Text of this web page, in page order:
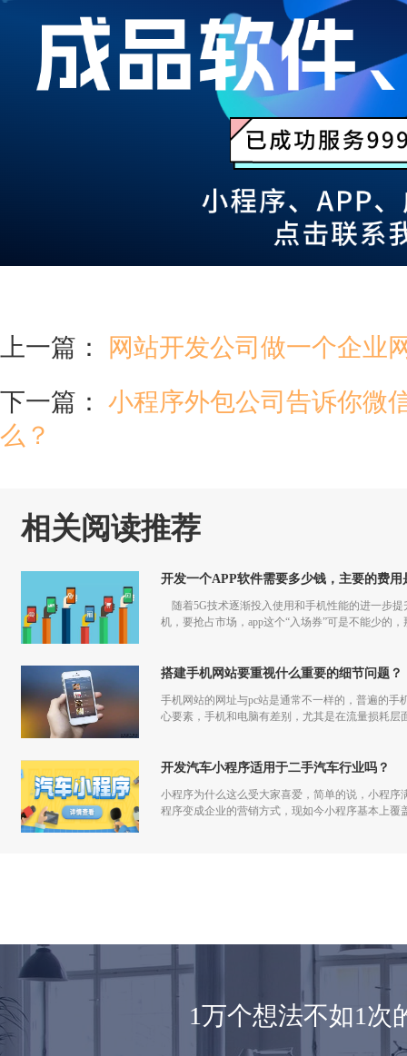
上一篇：
网站开发公司做一个企业
下一篇： 小程序外包公司告诉你微
么？
相关阅读推荐
开发一个APP软件需要多少钱，主要的费
随着5G技术逐渐投入使用和手机性能的进一步
机，要抢占市场，app这个“入场券”可是不能少的
搭建手机网站要重视什么重要的细节问题？
手机网站的网址与pc站是通常不一样的，普遍的
心要素，手机和电脑有差别，尤其是在流量损耗层
开发汽车小程序适用于二手汽车行业吗？
小程序为什么这么受大家喜爱，简单的说，小程
程序变成企业的营销方式，现如今小程序基本上覆
1万个想法不如1次